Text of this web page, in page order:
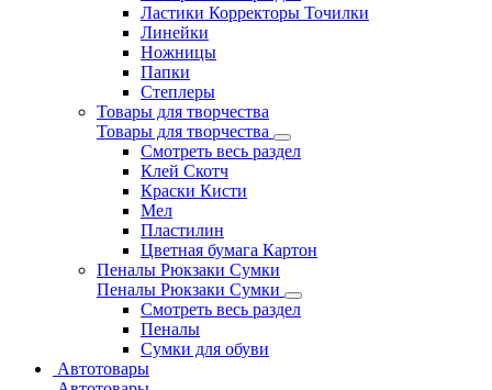
Ластики Корректоры Точилки
Линейки
Ножницы
Папки
Степлеры
Товары для творчества
Товары для творчества
Смотреть весь раздел
Клей Скотч
Краски Кисти
Мел
Пластилин
Цветная бумага Картон
Пеналы Рюкзаки Сумки
Пеналы Рюкзаки Сумки
Смотреть весь раздел
Пеналы
Сумки для обуви
Автотовары